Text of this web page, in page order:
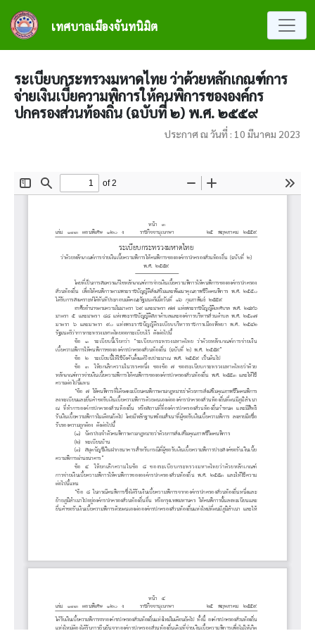
ข้ามไปยังเนื้อหาหลัก
เทศบาลเมืองจันทนิมิต
ระเบียบกระทรวงมหาดไทย ว่าด้วยหลักเกณฑ์การ
จ่ายเงินเบี้ยความพิการให้คนพิการขององค์กร
ปกครองส่วนท้องถิ่น (ฉบับที่ ๒) พ.ศ. ๒๕๕๙
ประกาศ ณ วันที่ : 10 มีนาคม 2023